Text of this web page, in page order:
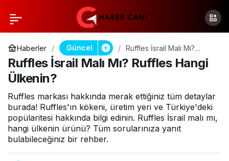
Haberler Güncel
Ruffles İsrail Malı Mı?
Ruffles Hangi Ülkenin?
Ruffles İsrail Malı Mı? Ruffles Hangi
Ülkenin?
Ruffles markası hakkında merak ettiğiniz tüm detaylar
burada! Ruffles'ın kökeni, üretim yeri ve Türkiye'deki
popülaritesi hakkında bilgi edinin. Ruffles İsrail malı mı,
hangi ülkenin ürünü? Tüm sorularınıza yanıt
bulabileceğiniz bir rehber.